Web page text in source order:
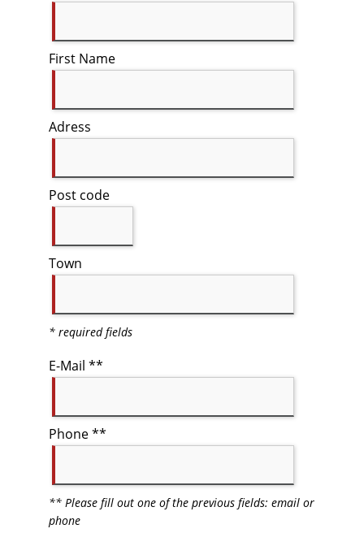
First Name
Adress
Post code
Town
* required fields
E-Mail **
Phone **
** Please fill out one of the previous fields: email or
phone